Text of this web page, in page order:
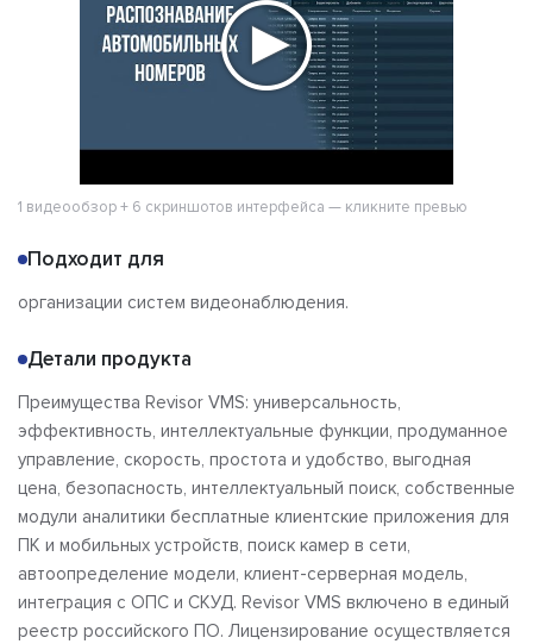
Отзывы
1 видеообзор + 6 скриншотов интерфейса — кликните превью
Подходит для
организации систем видеонаблюдения.
Детали продукта
Преимущества Revisor VMS: универсальность,
эффективность, интеллектуальные функции, продуманное
управление, скорость, простота и удобство, выгодная
цена, безопасность, интеллектуальный поиск, собственные
модули аналитики бесплатные клиентские приложения для
ПК и мобильных устройств, поиск камер в сети,
автоопределение модели, клиент-серверная модель,
интеграция с ОПС и СКУД. Revisor VMS включено в единый
реестр российского ПО. Лицензирование осуществляется